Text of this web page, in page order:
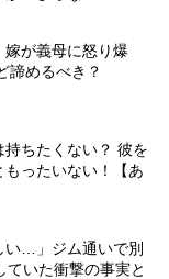
嫁が義母に怒り爆
諦めるべき？
ちたくない？ 彼を
ったいない！【あ
い…」ジム通いで別
ていた衝撃の事実と